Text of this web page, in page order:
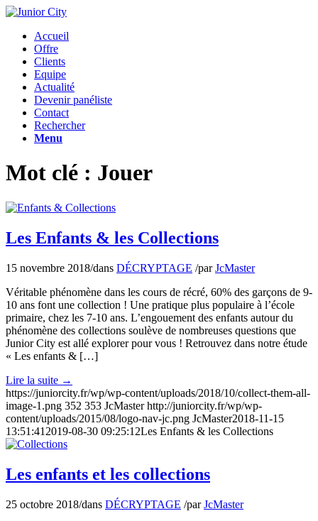
Accueil
Offre
Clients
Equipe
Actualité
Devenir panéliste
Contact
Rechercher
Menu
Mot clé : Jouer
Les Enfants & les Collections
15 novembre 2018/dans DÉCRYPTAGE /parJcMaster
Véritable phénomène dans les cours de récré, 60% des garçons de 9-
10 ans font une collection ! Une pratique plus populaire à l’école
primaire, chez les 7-10 ans. L’engouement des enfants autour du
phénomène des collections soulève de nombreuses questions que
Junior City est allé explorer pour vous ! Retrouvez dans notre étude
« Les enfants & […]
Lire la suite →
https://juniorcity.fr/wp/wp-content/uploads/2018/10/collect-them-all-
image-1.png 352 353 JcMaster http://juniorcity.fr/wp/wp-
content/uploads/2015/08/logo-nav-jc.png JcMaster2018-11-15
13:51:41 2019-08-30 09:25:12Les Enfants & les Collections
Les enfants et les collections
25 octobre 2018/dans DÉCRYPTAGE /parJcMaster